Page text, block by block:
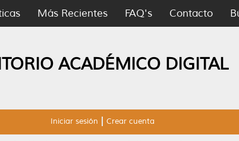
Más Recientes FAQ's Contacto
ACADÉMICO DIGITAL
Iniciar sesión Crear cuenta